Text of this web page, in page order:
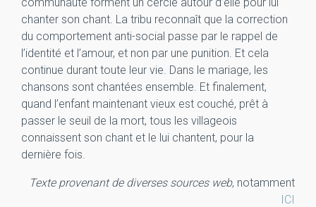
chanter son chant. La tribu reconnaît que la correction
du comportement anti-social passe par le rappel de
l’identité et l’amour, et non par une punition. Et cela
continue durant toute leur vie. Dans le mariage, les
chansons sont chantées ensemble. Et finalement,
quand l’enfant maintenant vieux est couché, prêt à
passer le seuil de la mort, tous les villageois
connaissent son chant et le lui chantent, pour la
dernière fois.
Texte provenant de diverses sources web, notamment
ICI